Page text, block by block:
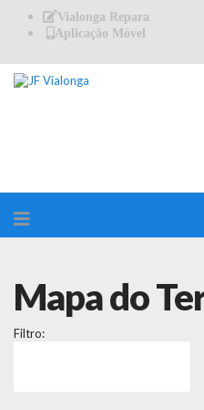
Vialonga Repara
Aplicação Móvel
Mapa do
Filtro: